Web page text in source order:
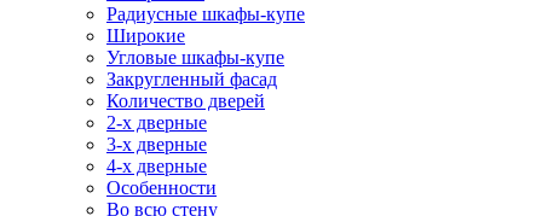
Радиусные шкафы-купе
Широкие
Угловые шкафы-купе
Закругленный фасад
Количество дверей
2-х дверные
3-х дверные
4-х дверные
Особенности
Во всю стену